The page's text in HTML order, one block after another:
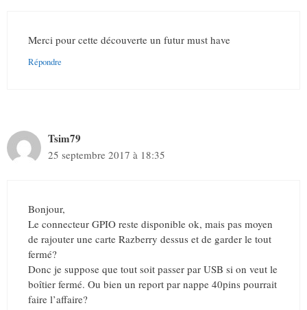
Merci pour cette découverte un futur must have
Répondre
Tsim79
25 septembre 2017 à 18:35
Bonjour,
Le connecteur GPIO reste disponible ok, mais pas moyen
de rajouter une carte Razberry dessus et de garder le tout
fermé?
Donc je suppose que tout soit passer par USB si on veut le
boîtier fermé. Ou bien un report par nappe 40pins pourrait
faire l’affaire?